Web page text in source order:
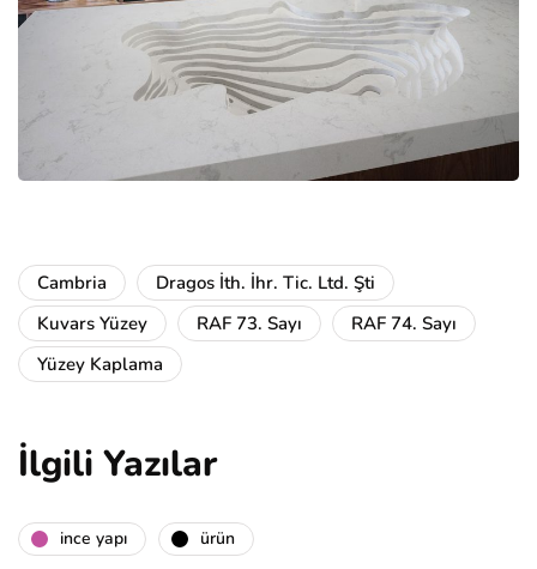
Cambria
Dragos İth. İhr. Tic. Ltd. Şti
Kuvars Yüzey
RAF 73. Sayı
RAF 74. Sayı
Yüzey Kaplama
İlgili Yazılar
i̇nce yapı ürün